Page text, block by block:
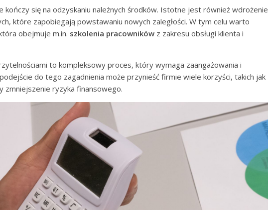
kończy się na odzyskaniu należnych środków. Istotne jest również wdrożenie
które zapobiegają powstawaniu nowych zaległości. W tym celu warto
obejmuje m.in. szkolenia pracowników z zakresu obsługi klienta i
to kompleksowy proces, który wymaga zaangażowania i
do tego zagadnienia może przynieść firmie wiele korzyści, takich jak
zmniejszenie ryzyka finansowego.